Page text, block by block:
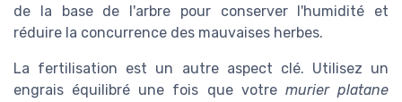
de la base de l'arbre pour conserver l'humidité et
réduire la concurrence des mauvaises herbes.
La fertilisation est un autre aspect clé. Utilisez un
engrais équilibré une fois que votre murier platane